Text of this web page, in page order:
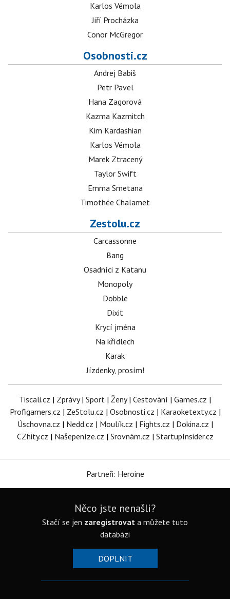
Karlos Vémola
Jiří Procházka
Conor McGregor
Osobnosti.cz
Andrej Babiš
Petr Pavel
Hana Zagorová
Kazma Kazmitch
Kim Kardashian
Karlos Vémola
Marek Ztracený
Taylor Swift
Emma Smetana
Timothée Chalamet
Zestolu.cz
Carcassonne
Bang
Osadníci z Katanu
Monopoly
Dobble
Dixit
Krycí jména
Na křídlech
Karak
Jízdenky, prosím!
Tiscali.cz | Zprávy| Sport | Ženy| Cestování | Games.cz |
Profigamers.cz | ZeStolu.cz | Osobnosti.cz | Karaoketexty.cz |
Úschovna.cz | Nedd.cz | Moulík.cz | Fights.cz | Dokina.cz |
CZhity.cz | Našepeníze.cz | Srovnám.cz | StartupInsider.cz
Partneři: Heroine
Něco jste nenašli?
Stačí se jen zaregistrovat a můžete tuto
databázi
DOPLNIT